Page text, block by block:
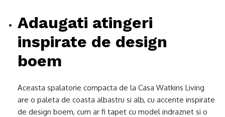
Adaugati atingeri
inspirate de design
boem
Aceasta spalatorie compacta de la Casa Watkins Living
are o paleta de coasta albastru si alb, cu accente inspirate
de design boem, cum ar fi tapet cu model indraznet si o